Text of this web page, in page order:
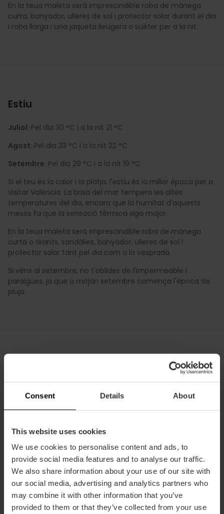
Consent Details About
This website uses cookies
We use cookies to personalise content and ads, to
provide social media features and to analyse our traffic.
We also share information about your use of our site with
our social media, advertising and analytics partners who
may combine it with other information that you’ve
provided to them or that they’ve collected from your use
En la teua maleta serà imprescindible roba de mànega
curta, banyador, ulleres de sol i protector solar durant el dia
i roba llarga i una jaqueta lleugera o suèter per a la nit.
Estiu
Juliol: Pel dia 30 °C i a la nit 21 °C
Agost: Pel dia 33 °C i a la nit 22 °C
Setembre: Pel dia 29 °C i a la nit 19 °C
Si el teu és la calor i la platja, l'estiu és la millor època per a
visitar València. La brisa del mar tempera les altes
temperatures del dia, encara que la humitat d'aquests
mesos fa que la sensació tèrmica siga major.
En la teua maleta serà imprescindible roba de mànega
curta o tirants, sandàlies, banyador, ulleres de sol i
protector solar tant pel dia com a la vesprada.
Si véns al setembre, no t'oblides de l'impermeable i
paraigües, ja que a mitjan setembre comença l'època de
pluja.
Octubre: Pel dia 25 °C i a la nit 15 °C
Novembre: Pel dia 20 °C i a la nit 11 °C
Desembre: Pel dia 16 °C i a la nit 8 °C
La tardor és l'estació més canviant a València i amb més
probabilitat de pluja, sobretot el mes d'octubre i novembre.
A l'octubre i novembre encara fa bon oratge per a gaudir
del sol i la platja, per la qual cosa serà imprescindible roba
de màniga curta, banyador, ulleres de sol i protector solar
durant el dia i roba llarga i una jaqueta lleugera, suèter i